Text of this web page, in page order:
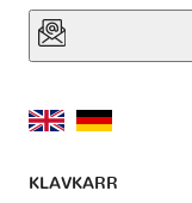
KLAVKARR